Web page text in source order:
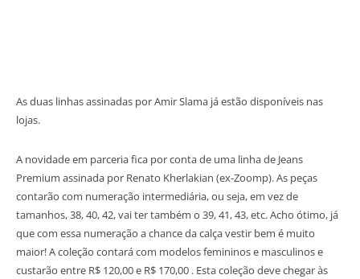
As duas linhas assinadas por Amir Slama já estão disponíveis nas
lojas.
A novidade em parceria fica por conta de uma linha de Jeans
Premium assinada por Renato Kherlakian (ex-Zoomp). As peças
contarão com numeração intermediária, ou seja, em vez de
tamanhos, 38, 40, 42, vai ter também o 39, 41, 43, etc. Acho ótimo, já
que com essa numeração a chance da calça vestir bem é muito
maior! A coleção contará com modelos femininos e masculinos e
custarão entre R$ 120,00 e R$ 170,00 . Esta coleção deve chegar às